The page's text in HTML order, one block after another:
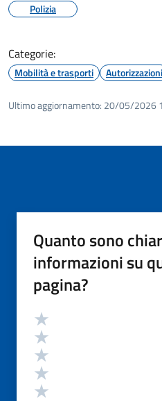
Polizia
Categorie:
Mobilità e trasporti Autorizzazioni
Ultimo aggiornamento: 20/05/2026
Quanto sono
informazioni su
pagina?
Valutazione